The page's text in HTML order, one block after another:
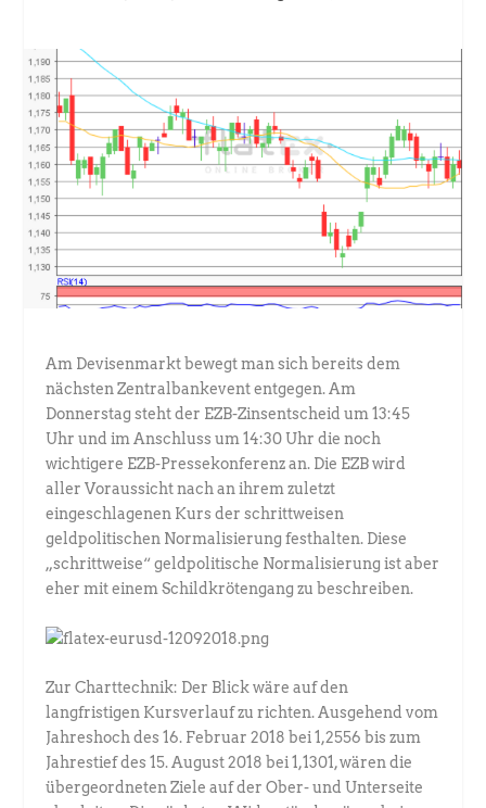
Am Devisenmarkt bewegt man sich bereits dem
nächsten Zentralbankevent entgegen. Am
Donnerstag steht der EZB-Zinsentscheid um 13:45
Uhr und im Anschluss um 14:30 Uhr die noch
wichtigere EZB-Pressekonferenz an. Die EZB wird
aller Voraussicht nach an ihrem zuletzt
eingeschlagenen Kurs der schrittweisen
geldpolitischen Normalisierung festhalten. Diese
„schrittweise“ geldpolitische Normalisierung ist aber
eher mit einem Schildkrötengang zu beschreiben.
Zur Charttechnik: Der Blick wäre auf den
langfristigen Kursverlauf zu richten. Ausgehend vom
Jahreshoch des 16. Februar 2018 bei 1,2556 bis zum
Jahrestief des 15. August 2018 bei 1,1301, wären die
übergeordneten Ziele auf der Ober- und Unterseite